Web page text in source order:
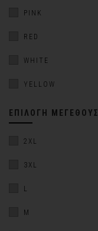
PINK
RED
WHITE
YELLOW
ΕΠΙΛΟΓΉ ΜΕΓΈΘΟΥΣ
2XL
3XL
L
M